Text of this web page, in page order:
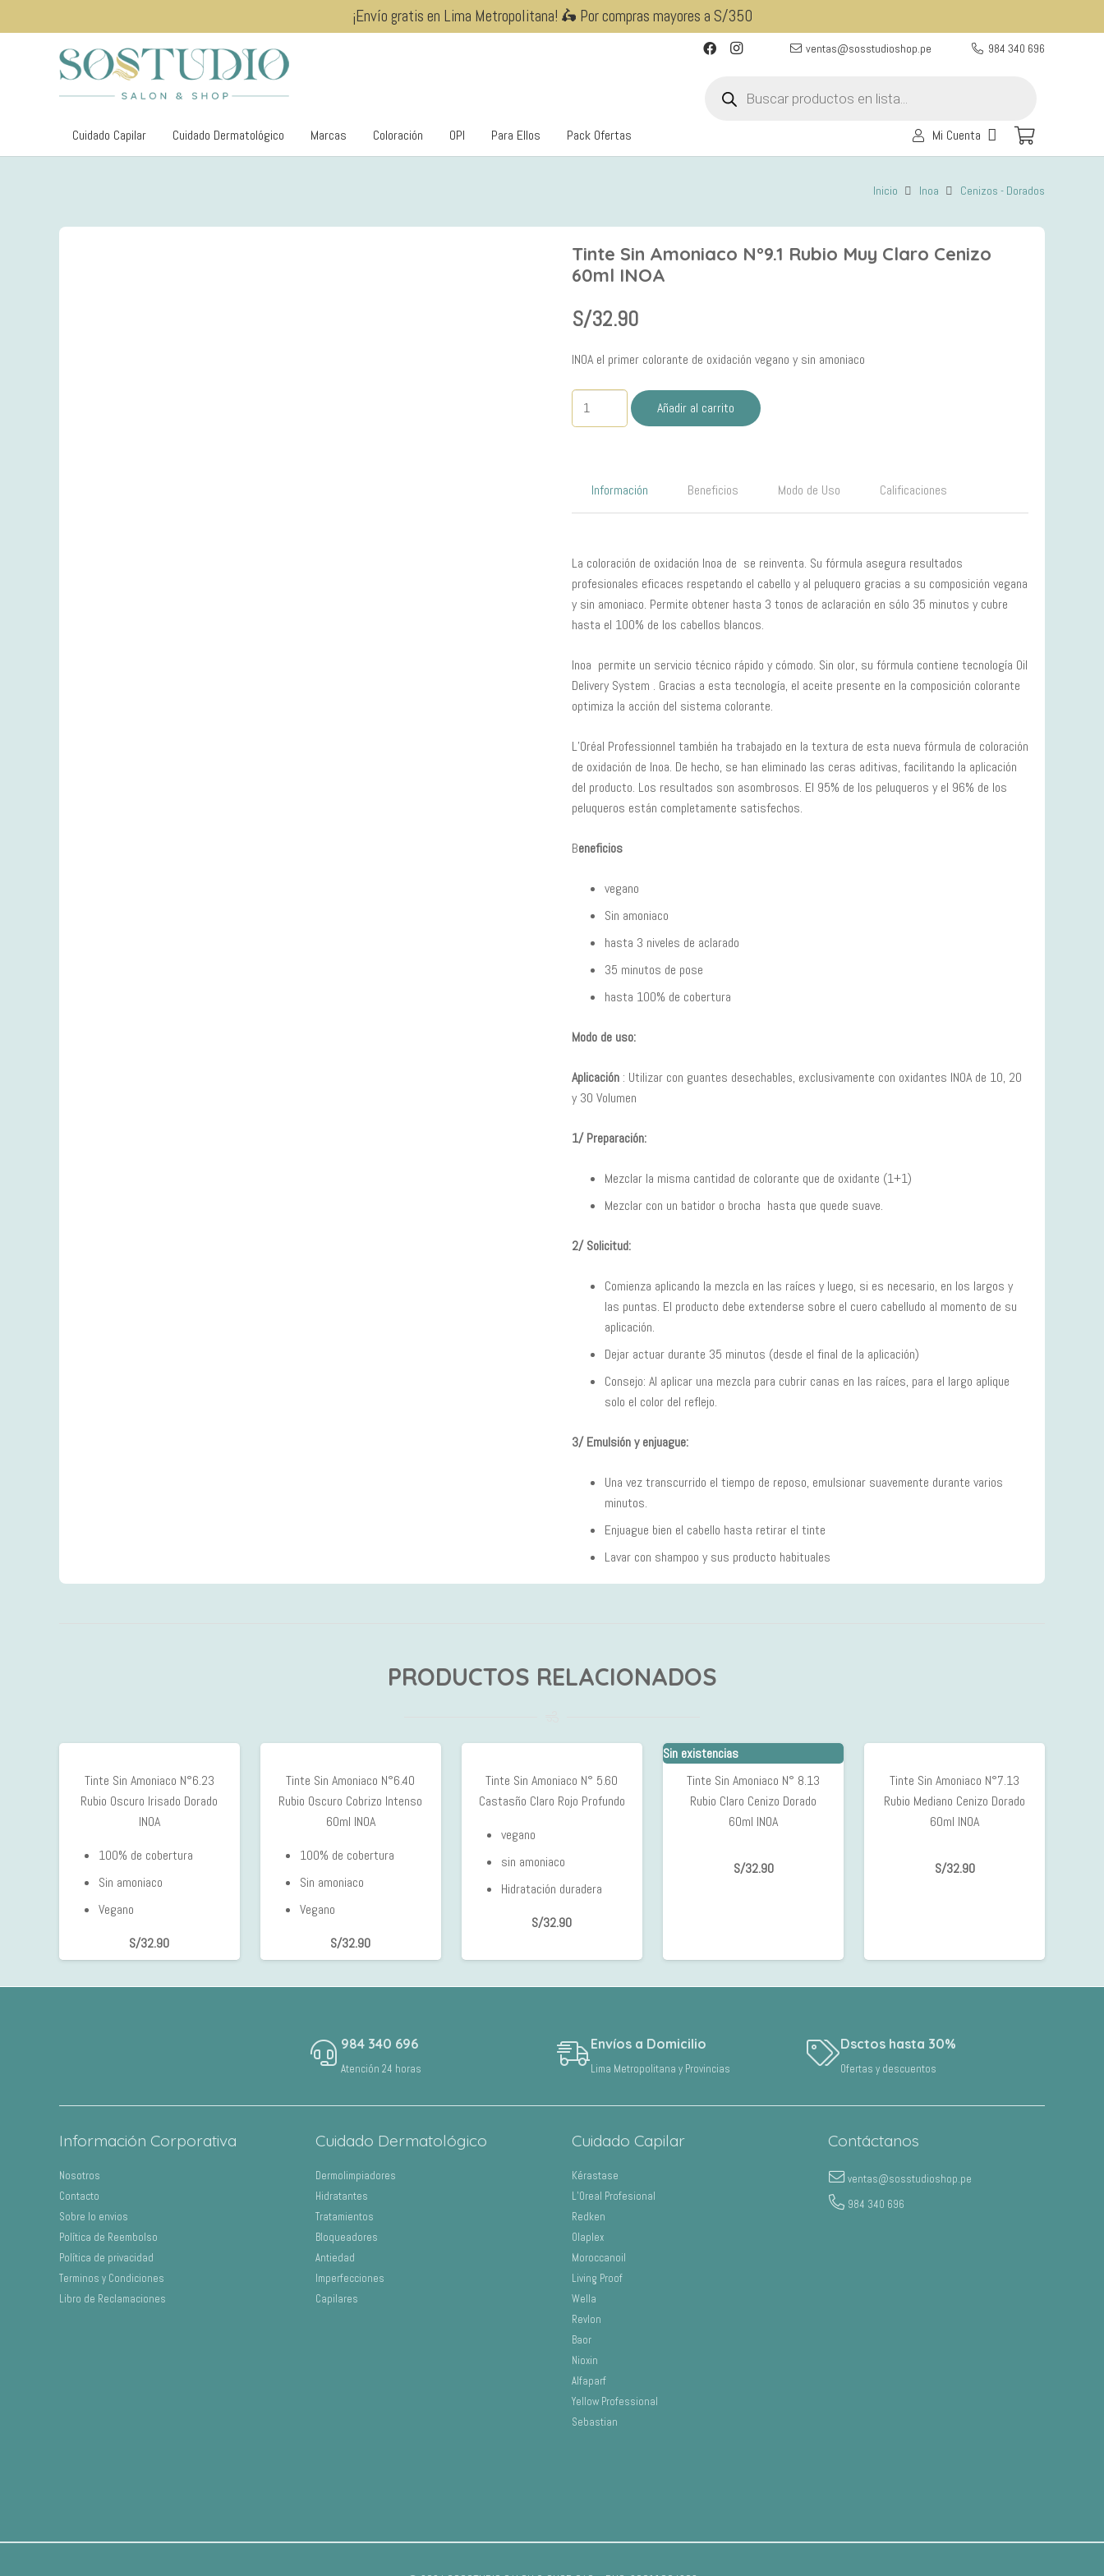
¡Envío gratis en Lima Metropolitana! 🛵 Por compras mayores a S/350
ventas@sosstudioshop.pe 984 340 696
productos
Cuidado Capilar
Cuidado Dermatológico Marcas Coloración OPI Para Ellos Pack Ofertas Mi Cuenta
Inicio Inoa Cenizos - Dorados
Tinte Sin Amoniaco N°9.1 Rubio Muy Claro Cenizo
60ml INOA
S/32.90
INOA el primer colorante de oxidación vegano y sin amoniaco
Tinte
Sin
60ml
INOA
cantidad
Añadir al carrito
Información Beneficios Modo de Uso Calificaciones
La coloración de oxidación Inoa de se reinventa. Su fórmula asegura resultados
profesionales eficaces respetando el cabello y al peluquero gracias a su composición vegana
y sin amoniaco. Permite obtener hasta 3 tonos de aclaración en sólo 35 minutos y cubre
hasta el 100% de los cabellos blancos.
Inoa permite un servicio técnico rápido y cómodo. Sin olor, su fórmula contiene tecnología Oil
Delivery System . Gracias a esta tecnología, el aceite presente en la composición colorante
optimiza la acción del sistema colorante.
L’Oréal Professionnel también ha trabajado en la textura de esta nueva fórmula de coloración
de oxidación de Inoa. De hecho, se han eliminado las ceras aditivas, facilitando la aplicación
del producto. Los resultados son asombrosos. El 95% de los peluqueros y el 96% de los
peluqueros están completamente satisfechos.
Beneficios
vegano
Sin amoniaco
hasta 3 niveles de aclarado
35 minutos de pose
hasta 100% de cobertura
Modo de uso:
Aplicación : Utilizar con guantes desechables, exclusivamente con oxidantes INOA de 10, 20
y 30 Volumen
1/ Preparación:
Mezclar la misma cantidad de colorante que de oxidante (1+1)
Mezclar con un batidor o brocha hasta que quede suave.
2/ Solicitud:
Comienza aplicando la mezcla en las raíces y luego, si es necesario, en los largos y
las puntas. El producto debe extenderse sobre el cuero cabelludo al momento de su
aplicación.
Dejar actuar durante 35 minutos (desde el final de la aplicación)
Consejo: Al aplicar una mezcla para cubrir canas en las raíces, para el largo aplique
solo el color del reflejo.
3/ Emulsión y enjuague:
Una vez transcurrido el tiempo de reposo, emulsionar suavemente durante varios
minutos.
Enjuague bien el cabello hasta retirar el tinte
Lavar con shampoo y sus producto habituales
PRODUCTOS RELACIONADOS
Tinte Sin Amoniaco N°6.23
Rubio Oscuro Irisado Dorado
INOA
100% de cobertura
Sin amoniaco
Vegano
S/32.90
Tinte Sin Amoniaco N°6.40
Rubio Oscuro Cobrizo Intenso
60ml INOA
100% de cobertura
Sin amoniaco
Vegano
S/32.90
Tinte Sin Amoniaco N° 5.60
Castasño Claro Rojo Profundo
vegano
sin amoniaco
Hidratación duradera
S/32.90
Sin existencias
Tinte Sin Amoniaco N° 8.13
Rubio Claro Cenizo Dorado
60ml INOA
S/32.90
Tinte Sin Amoniaco N°7.13
Rubio Mediano Cenizo Dorado
60ml INOA
S/32.90
984 340 696
Atención 24 horas
Envíos a Domicilio
Lima Metropolitana y Provincias
Dsctos hasta 30%
Ofertas y descuentos
Información Corporativa
Nosotros
Contacto
Sobre lo envios
Política de Reembolso
Política de privacidad
Terminos y Condiciones
Libro de Reclamaciones
Cuidado Dermatológico
Dermolimpiadores
Hidratantes
Tratamientos
Bloqueadores
Antiedad
Imperfecciones
Capilares
Cuidado Capilar
Kérastase
L’Oreal Profesional
Redken
Olaplex
Moroccanoil
Living Proof
Wella
Revlon
Baor
Nioxin
Alfaparf
Yellow Professional
Sebastian
Contáctanos
ventas@sosstudioshop.pe
984 340 696